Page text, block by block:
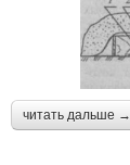
читать дальше →